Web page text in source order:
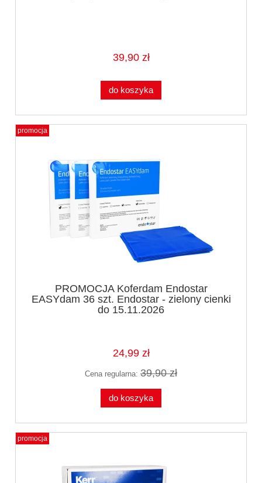
39,90 zł
do koszyka
PROMOCJA Koferdam Endostar
EASYdam 36 szt. Endostar - zielony cienki
do 15.11.2026
24,99 zł
Cena regularna: 39,90 zł
do koszyka
promocja
promocja